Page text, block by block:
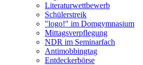
Literaturwettbewerb
Schülerstreik
"logo!" im Domgymnasium
Mittagsverpflegung
NDR im Seminarfach
Antimobbingtag
Entdeckerbörse